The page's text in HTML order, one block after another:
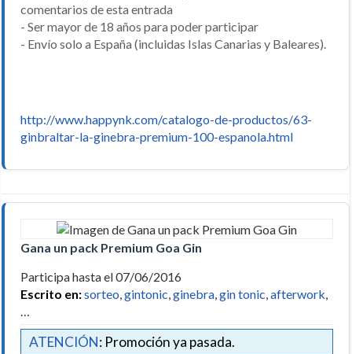
comentarios de esta entrada
- Ser mayor de 18 años para poder participar
- Envío solo a España (incluidas Islas Canarias y Baleares).
http://www.happynk.com/catalogo-de-productos/63-
ginbraltar-la-ginebra-premium-100-espanola.html
Gana un pack Premium Goa Gin
Participa hasta el 07/06/2016
Escrito en:sorteo,gintonic,ginebra,gin tonic,afterwork,
…
ATENCIÓN: Promoción ya pasada.